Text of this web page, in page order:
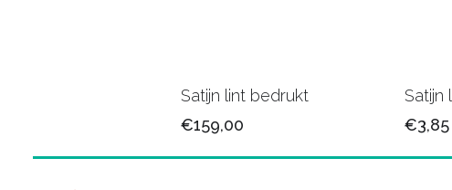
Satijn lint bedrukt
€159,00
Satijn
€3,85